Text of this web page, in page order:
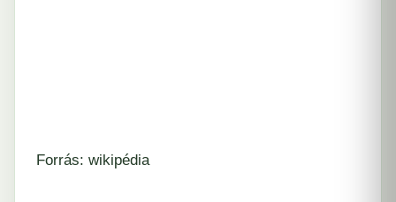
Forrás: wikipédia